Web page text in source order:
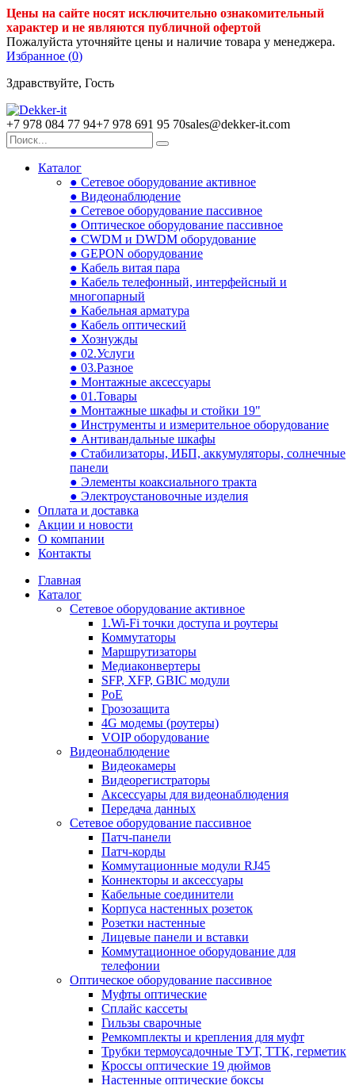
Цены на сайте носят исключительно ознакомительный
характер и не являются публичной офертой
Пожалуйста уточняйте цены и наличие товара у менеджера.
Избранное (0)
Здравствуйте, Гость
+7 978 084 77 94+7 978 691 95 70sales@dekker-it.com
Каталог
● Сетевое оборудование активное
● Видеонаблюдение
● Сетевое оборудование пассивное
● Оптическое оборудование пассивное
● CWDM и DWDM оборудование
● GEPON оборудование
● Кабель витая пара
● Кабель телефонный, интерфейсный и
многопарный
● Кабельная арматура
● Кабель оптический
● Хознужды
● 02.Услуги
● 03.Разное
● Монтажные аксессуары
● 01.Товары
● Монтажные шкафы и стойки 19"
● Инструменты и измерительное оборудование
● Антивандальные шкафы
● Стабилизаторы, ИБП, аккумуляторы, солнечные
панели
● Элементы коаксиального тракта
● Электроустановочные изделия
Оплата и доставка
Акции и новости
О компании
Контакты
Главная
Каталог
Сетевое оборудование активное
1.Wi-Fi точки доступа и роутеры
Коммутаторы
Маршрутизаторы
Медиаконвертеры
SFP, XFP, GBIC модули
PoE
Грозозащита
4G модемы (роутеры)
VOIP оборудование
Видеонаблюдение
Видеокамеры
Видеорегистраторы
Аксессуары для видеонаблюдения
Передача данных
Сетевое оборудование пассивное
Патч-панели
Патч-корды
Коммутационные модули RJ45
Коннекторы и аксессуары
Кабельные соединители
Корпуса настенных розеток
Розетки настенные
Лицевые панели и вставки
Коммутационное оборудование для
телефонии
Оптическое оборудование пассивное
Муфты оптические
Сплайс кассеты
Гильзы сварочные
Ремкомплекты и крепления для муфт
Трубки термоусадочные ТУТ, ТТК, герметик
Кроссы оптические 19 дюймов
Настенные оптические боксы